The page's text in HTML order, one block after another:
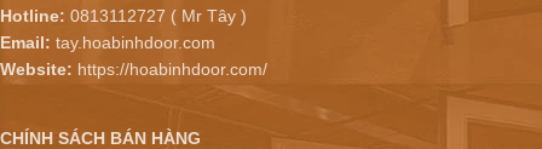
Hotline: 0813112727 ( Mr Tây )
Email: tay.hoabinhdoor.com
Website: https://hoabinhdoor.com/
CHÍNH SÁCH BÁN HÀNG